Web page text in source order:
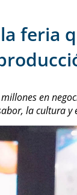
feria
en
la cultura